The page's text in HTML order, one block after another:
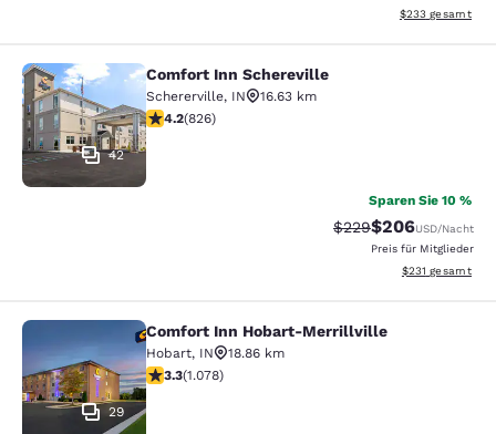
Geschätzte
$233 gesamt
Comfort Inn Schereville
42
Comfort Inn Schereville
Schererville, IN
16.63 km
4.18-Sterne-Bewertung. Sehr gut. 826 Bewertungen
4.2(826)
Sparen Sie 10 %
Durchgestrichener
$229Vergünstigter
$206USD/Nacht
Preis für Mitglieder
Geschätzte
$231 gesamt
Comfort Inn Hobart-Merrillville
29
Comfort Inn Hobart-Merrillville
Hobart, IN
18.86 km
3.28-Sterne-Bewertung. Gut. 1078 Bewertungen
3.3(1.078)